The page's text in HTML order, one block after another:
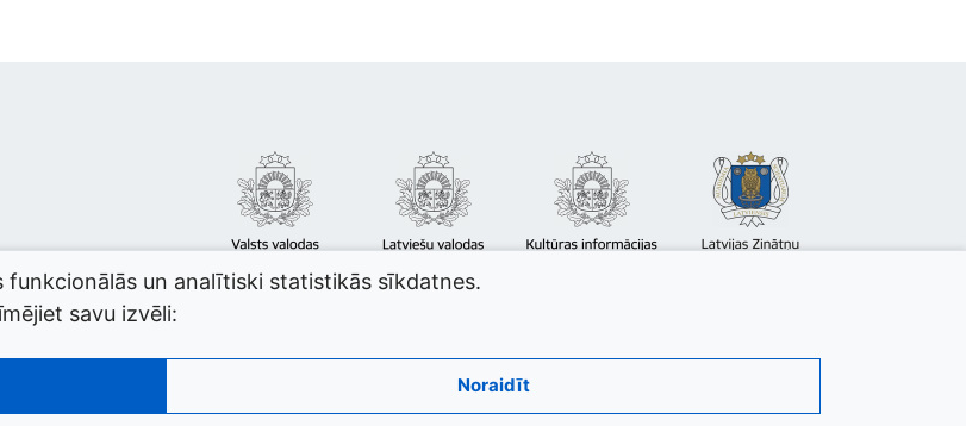
un analītiski statistikās sīkdatnes.
savu izvēli:
Noraidīt